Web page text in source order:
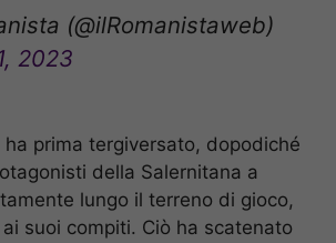
(@ilRomanistaweb)
2023
ha prima tergiversato, dopodiché
della Salernitana a
lungo il terreno di gioco,
suoi compiti. Ciò ha scatenato